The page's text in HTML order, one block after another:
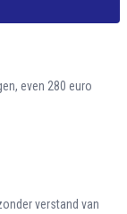
even 280 euro
verstand van